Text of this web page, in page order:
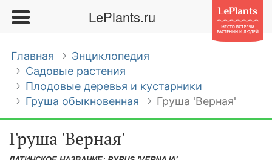
LePlants.ru
Главная
Энциклопедия
Садовые растения
Плодовые деревья и кустарники
Груша обыкновенная
Груша 'Верная'
Груша 'Верная'